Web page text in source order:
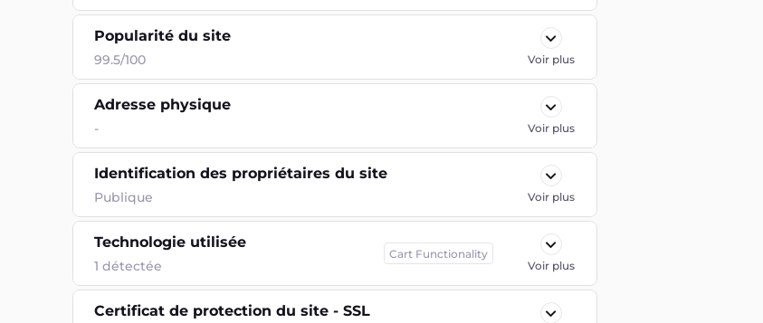
Popularité du site
99.5/100 Voir plus
Adresse physique
- Voir plus
Identification des propriétaires du site
Publique Voir plus
Technologie utilisée
1 détectée
Cart Functionality
Voir plus
Certificat de protection du site - SSL